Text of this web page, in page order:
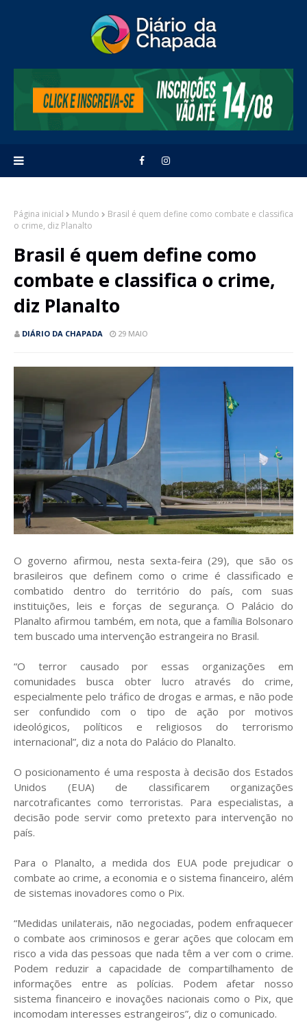
Página inicial Mundo
Brasil é quem define como combate e classifica
o crime, diz Planalto
Brasil é quem define como
combate e classifica o crime,
diz Planalto
DIÁRIO DA CHAPADA 29 MAIO
O governo afirmou, nesta sexta-feira (29), que são os
brasileiros que definem como o crime é classificado e
combatido dentro do território do país, com suas
instituições, leis e forças de segurança. O Palácio do
Planalto afirmou também, em nota, que a família Bolsonaro
tem buscado uma intervenção estrangeira no Brasil.
“O terror causado por essas organizações em
comunidades busca obter lucro através do crime,
especialmente pelo tráfico de drogas e armas, e não pode
ser confundido com o tipo de ação por motivos
ideológicos, políticos e religiosos do terrorismo
internacional”, diz a nota do Palácio do Planalto.
O posicionamento é uma resposta à decisão dos Estados
Unidos (EUA) de classificarem organizações
narcotraficantes como terroristas. Para especialistas, a
decisão pode servir como pretexto para intervenção no
país.
Para o Planalto, a medida dos EUA pode prejudicar o
combate ao crime, a economia e o sistema financeiro, além
de sistemas inovadores como o Pix.
“Medidas unilaterais, não negociadas, podem enfraquecer
o combate aos criminosos e gerar ações que colocam em
risco a vida das pessoas que nada têm a ver com o crime.
Podem reduzir a capacidade de compartilhamento de
informações entre as polícias. Podem afetar nosso
sistema financeiro e inovações nacionais como o Pix, que
incomodam interesses estrangeiros”, diz o comunicado.